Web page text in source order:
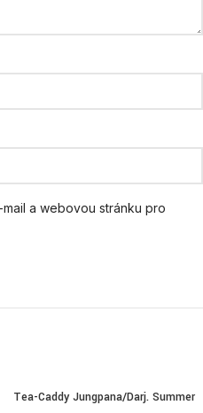
a webovou stránku pro
Tea-Caddy Jungpana/Darj. Summer